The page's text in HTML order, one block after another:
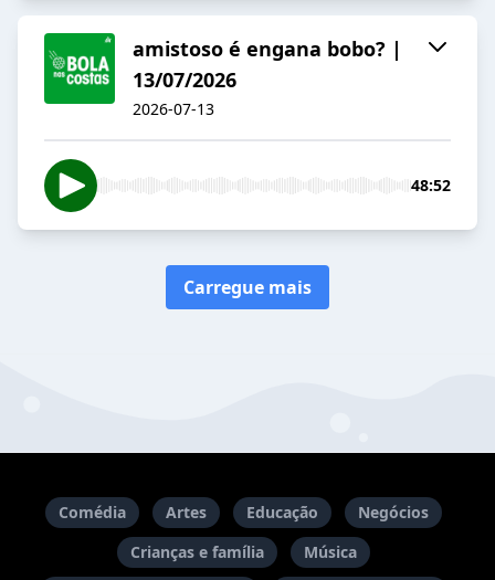
amistoso é engana bobo? |
13/07/2026
2026-07-13
48:52
Carregue mais
Comédia Artes Educação
Negócios
Crianças e família
Música